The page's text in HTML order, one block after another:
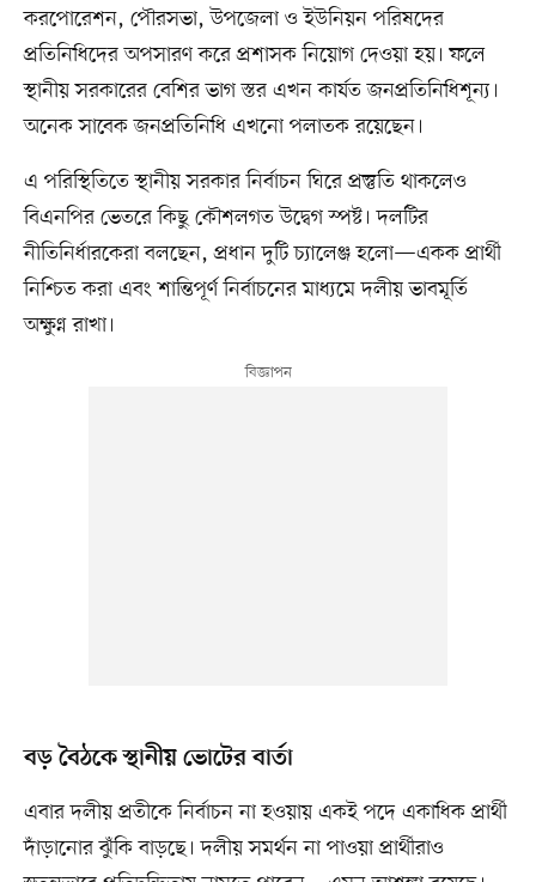
করপোরেশন, পৌরসভা, উপজেলা ও ইউনিয়ন পরিষদের
প্রতিনিধিদের অপসারণ করে প্রশাসক নিয়োগ দেওয়া হয়। ফলে
স্থানীয় সরকারের বেশির ভাগ স্তর এখন কার্যত জনপ্রতিনিধিশূন্য।
অনেক সাবেক জনপ্রতিনিধি এখনো পলাতক রয়েছেন।
এ পরিস্থিতিতে স্থানীয় সরকার নির্বাচন ঘিরে প্রস্তুতি থাকলেও
বিএনপির ভেতরে কিছু কৌশলগত উদ্বেগ স্পষ্ট। দলটির
নীতিনির্ধারকেরা বলছেন, প্রধান দুটি চ্যালেঞ্জ হলো—একক প্রার্থী
নিশ্চিত করা এবং শান্তিপূর্ণ নির্বাচনের মাধ্যমে দলীয় ভাবমূর্তি
অক্ষুণ্ন রাখা।
বড় বৈঠকে স্থানীয় ভোটের বার্তা
এবার দলীয় প্রতীকে নির্বাচন না হওয়ায় একই পদে একাধিক প্রার্থী
দাঁড়ানোর ঝুঁকি বাড়ছে। দলীয় সমর্থন না পাওয়া প্রার্থীরাও